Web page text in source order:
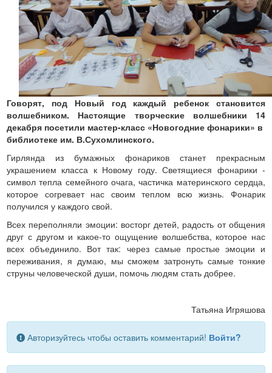
Говорят, под Новый год каждый ребенок становится
волшебником. Настоящие творческие волшебники 14
декабря посетили мастер-класс «Новогодние фонарики» в
библиотеке им. В.Сухомлинского.
Гирлянда из бумажных фонариков станет прекрасным
украшением класса к Новому году. Светящиеся фонарики -
символ тепла семейного очага, частичка материнского сердца,
которое согревает нас своим теплом всю жизнь. Фонарик
получился у каждого свой.
Всех переполняли эмоции: восторг детей, радость от общения
друг с другом и какое-то ощущение волшебства, которое нас
всех объединило. Вот так: через самые простые эмоции и
переживания, я думаю, мы сможем затронуть самые тонкие
струны человеческой души, помочь людям стать добрее.
Татьяна Игряшова
Авторизуйтесь чтобы оставить комментарий! Войти?